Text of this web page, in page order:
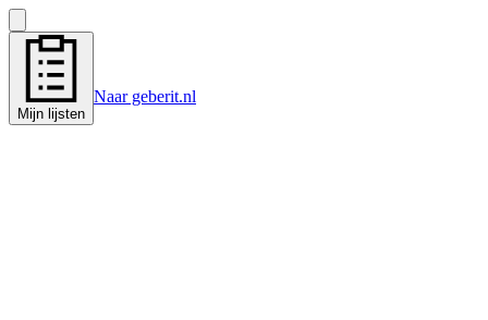
Mijn lijsten
Naar geberit.nl